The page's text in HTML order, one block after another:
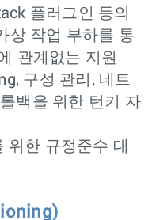
플러그인 등의
상 작업 부하를 통
관계없는 지원
구성 관리, 네트
백을 위한 턴키 자
위한 규정준수 대